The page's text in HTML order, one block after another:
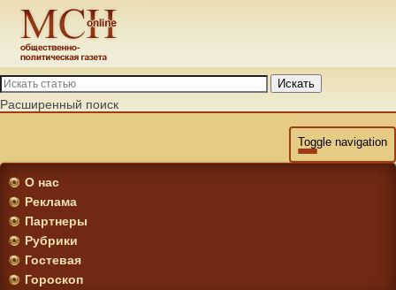
Искать
Расширенный поиск
Toggle navigation
О нас
Реклама
Партнеры
Рубрики
Гостевая
Гороскоп